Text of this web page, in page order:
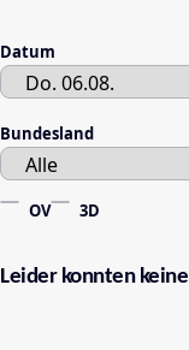
Datum
Bundesland
OV 3D
Leider konnten